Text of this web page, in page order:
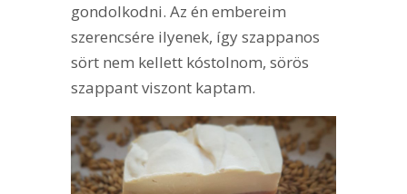
gondolkodni. Az én embereim
szerencsére ilyenek, így szappanos
sört nem kellett kóstolnom, sörös
szappant viszont kaptam.